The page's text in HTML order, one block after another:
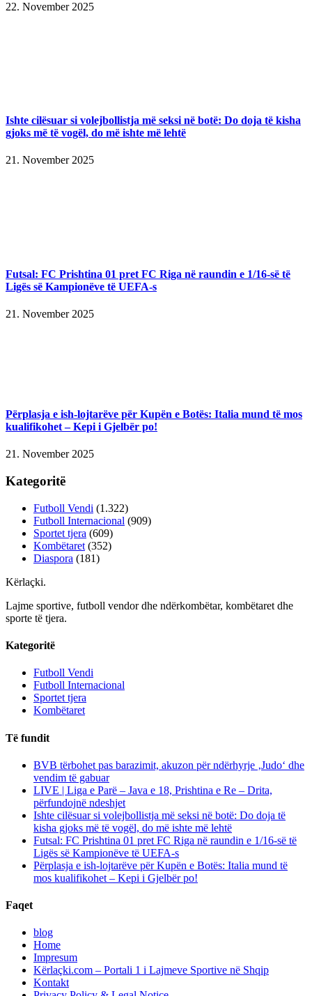
22. November 2025
Ishte cilësuar si volejbollistja më seksi në botë: Do doja të kisha
gjoks më të vogël, do më ishte më lehtë
21. November 2025
Futsal: FC Prishtina 01 pret FC Riga në raundin e 1/16-së të
Ligës së Kampionëve të UEFA-s
21. November 2025
Përplasja e ish-lojtarëve për Kupën e Botës: Italia mund të mos
kualifikohet – Kepi i Gjelbër po!
21. November 2025
Kategoritë
Futboll Vendi (1.322)
Futboll Internacional (909)
Sportet tjera (609)
Kombëtaret (352)
Diaspora (181)
Kërlaçki.
Lajme sportive, futboll vendor dhe ndërkombëtar, kombëtaret dhe
sporte të tjera.
Kategoritë
Futboll Vendi
Futboll Internacional
Sportet tjera
Kombëtaret
Të fundit
BVB tërbohet pas barazimit, akuzon për ndërhyrje ‚Judo‘ dhe
vendim të gabuar
LIVE | Liga e Parë – Java e 18, Prishtina e Re – Drita,
përfundojnë ndeshjet
Ishte cilësuar si volejbollistja më seksi në botë: Do doja të
kisha gjoks më të vogël, do më ishte më lehtë
Futsal: FC Prishtina 01 pret FC Riga në raundin e 1/16-së të
Ligës së Kampionëve të UEFA-s
Përplasja e ish-lojtarëve për Kupën e Botës: Italia mund të
mos kualifikohet – Kepi i Gjelbër po!
Faqet
blog
Home
Impresum
Kërlaçki.com – Portali 1 i Lajmeve Sportive në Shqip
Kontakt